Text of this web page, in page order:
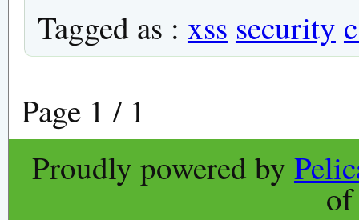
Tagged as : xss security
Page 1 / 1
Proudly powered by